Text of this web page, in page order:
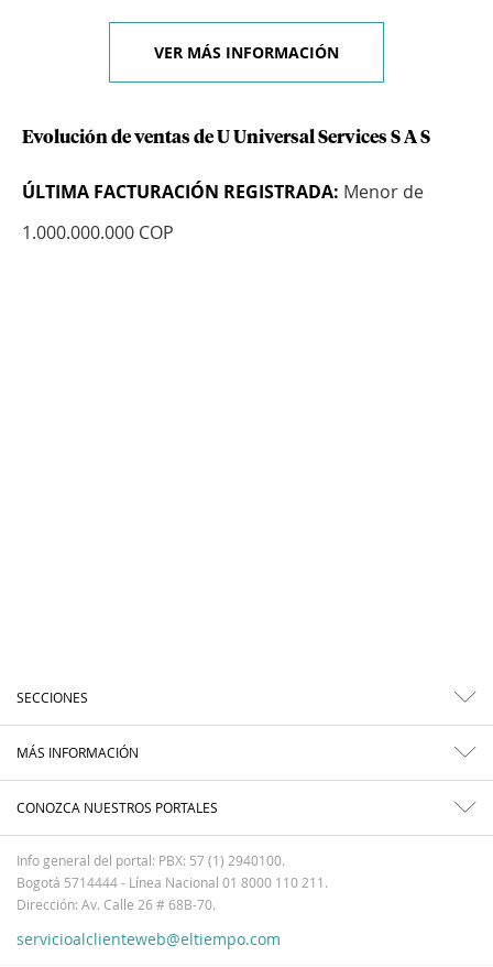
VER MÁS INFORMACIÓN
Evolución de ventas de U Universal Services S A S
ÚLTIMA FACTURACIÓN REGISTRADA: Menor de
1.000.000.000 COP
SECCIONES
MÁS INFORMACIÓN
CONOZCA NUESTROS PORTALES
Info general del portal: PBX: 57 (1) 2940100.
Bogotá 5714444 - Línea Nacional 01 8000 110 211.
Dirección: Av. Calle 26 # 68B-70.
servicioalclienteweb@eltiempo.com